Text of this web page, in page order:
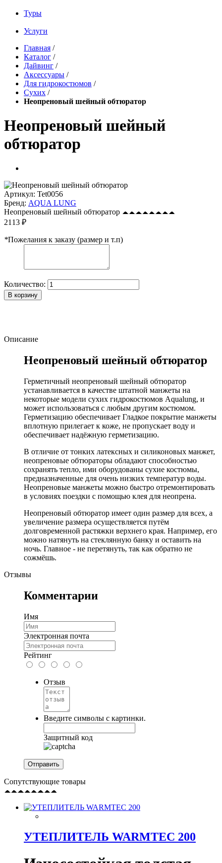
Туры
Услуги
Главная /
Каталог /
Дайвинг /
Аксессуары /
Для гидрокостюмов /
Сухих /
Неопреновый шейный обтюратор
Неопреновый шейный
обтюратор
Артикул: Tet0056
Бренд: AQUA LUNG
Неопреновый шейный обтюратор
2113 ₽
*Пожелания к заказу (размер и т.п)
Количество:
В корзину
Описание
Неопреновый шейный обтюратор
Герметичный неопреновый шейный обтюратор
устанавливается в качестве штатной манжеты на
некоторые модели сухих гидрокостюмов Aqualung, и
может использоваться с любым другим костюмом.
Герметизацию обеспечивает Гладкое покрытие манжеты
вплотную прилегает к коже, не пропускает воду и
обеспечивает надёжную герметизацию.
В отличие от тонких латексных и силиконовых манжет,
неопреновые обтюраторы обладают способностью
сохранять тепло, ими оборудованы сухие костюмы,
предназначенные для очень низких температур воды.
Неопреновые манжеты можно быстро отремонтировать
в условиях поездки с помощью клея для неопрена.
Неопреновый обтюратор имеет один размер для всех, а
увеличение размера осуществляется путём
долговременной растяжки верхнего края. Например, его
можно натянуть на стеклянную банку и оставить на
ночь. Главное - не перетянуть, так как обратно не
сожмёшь.
Отзывы
Комментарии
Имя
Электронная почта
Рейтинг
Отзыв
Введите символы с картинки.
Защитный код
Сопутствующие товары
УТЕПЛИТЕЛЬ WARMTEC 200